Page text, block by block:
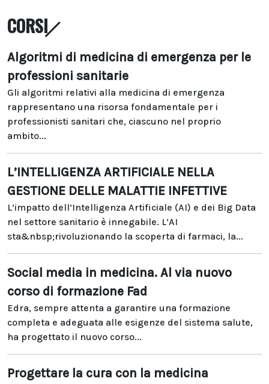
CORSI
Algoritmi di medicina di emergenza per le
professioni sanitarie
Gli algoritmi relativi alla medicina di emergenza
rappresentano una risorsa fondamentale per i
professionisti sanitari che, ciascuno nel proprio
ambito...
L’INTELLIGENZA ARTIFICIALE NELLA
GESTIONE DELLE MALATTIE INFETTIVE
L’impatto dell’Intelligenza Artificiale (AI) e dei Big Data
nel settore sanitario è innegabile. L’AI
sta&nbsp;rivoluzionando la scoperta di farmaci, la...
Social media in medicina. Al via nuovo
corso di formazione Fad
Edra, sempre attenta a garantire una formazione
completa e adeguata alle esigenze del sistema salute,
ha progettato il nuovo corso...
Progettare la cura con la medicina